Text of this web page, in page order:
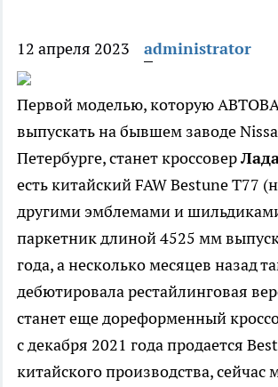
12 апреля 2023 administrator
Первой моделью, которую
выпускать на бывшем заводе
Петербурге, станет кроссовер
есть китайский FAW Bestune T77
другими эмблемами и
паркетник длиной 4525 мм
года, а несколько месяцев назад
дебютировала рестайлинговая
станет еще дореформенный
с декабря 2021 года продается
китайского производства,